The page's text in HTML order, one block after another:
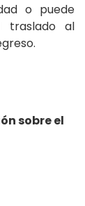
o puede
traslado al
sobre el